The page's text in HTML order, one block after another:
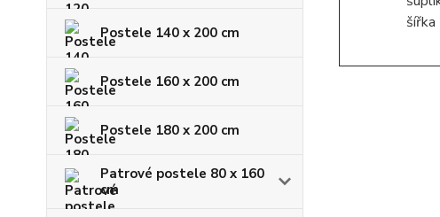
Postele 140 x 200 cm
Postele 160 x 200 cm
Postele 180 x 200 cm
Patrové postele 80 x 160
cm